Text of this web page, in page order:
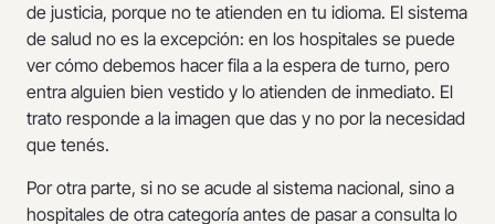
de justicia, porque no te atienden en tu idioma. El sistema
de salud no es la excepción: en los hospitales se puede
ver cómo debemos hacer fila a la espera de turno, pero
entra alguien bien vestido y lo atienden de inmediato. El
trato responde a la imagen que das y no por la necesidad
que tenés.
Por otra parte, si no se acude al sistema nacional, sino a
hospitales de otra categoría antes de pasar a consulta lo